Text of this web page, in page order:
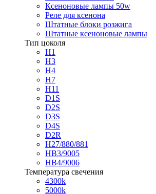
Ксеноновые лампы 50w
Реле для ксенона
Штатные блоки розжига
Штатные ксеноновые лампы
Тип цоколя
H1
H3
H4
H7
H11
D1S
D2S
D3S
D4S
D2R
H27/880/881
HB3/9005
HB4/9006
Температура свечения
4300k
5000k